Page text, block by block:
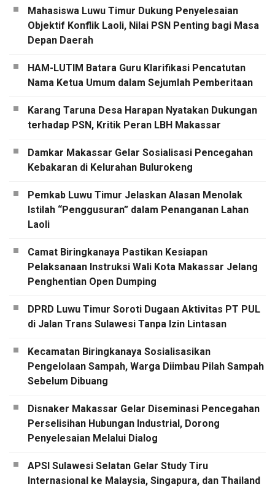
Mahasiswa Luwu Timur Dukung Penyelesaian
Objektif Konflik Laoli, Nilai PSN Penting bagi Masa
Depan Daerah
HAM-LUTIM Batara Guru Klarifikasi Pencatutan
Nama Ketua Umum dalam Sejumlah Pemberitaan
Karang Taruna Desa Harapan Nyatakan Dukungan
terhadap PSN, Kritik Peran LBH Makassar
Damkar Makassar Gelar Sosialisasi Pencegahan
Kebakaran di Kelurahan Bulurokeng
Pemkab Luwu Timur Jelaskan Alasan Menolak
Istilah “Penggusuran” dalam Penanganan Lahan
Laoli
Camat Biringkanaya Pastikan Kesiapan
Pelaksanaan Instruksi Wali Kota Makassar Jelang
Penghentian Open Dumping
DPRD Luwu Timur Soroti Dugaan Aktivitas PT PUL
di Jalan Trans Sulawesi Tanpa Izin Lintasan
Kecamatan Biringkanaya Sosialisasikan
Pengelolaan Sampah, Warga Diimbau Pilah Sampah
Sebelum Dibuang
Disnaker Makassar Gelar Diseminasi Pencegahan
Perselisihan Hubungan Industrial, Dorong
Penyelesaian Melalui Dialog
APSI Sulawesi Selatan Gelar Study Tiru
Internasional ke Malaysia, Singapura, dan Thailand